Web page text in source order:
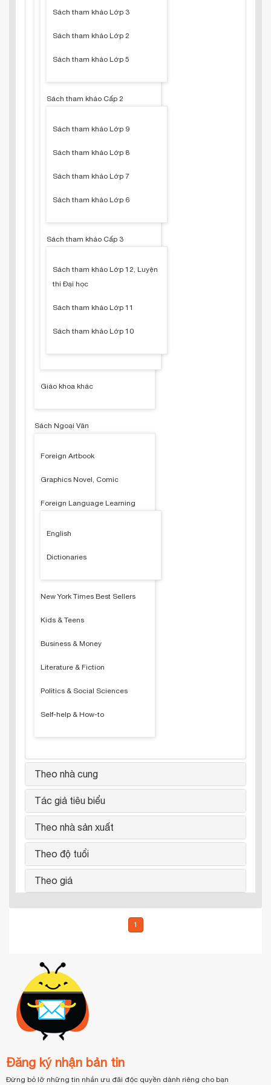
Sách tham khảo Lớp 3
Sách tham khảo Lớp 2
Sách tham khảo Lớp 5
Sách tham khảo Cấp 2
Sách tham khảo Lớp 9
Sách tham khảo Lớp 8
Sách tham khảo Lớp 7
Sách tham khảo Lớp 6
Sách tham khảo Cấp 3
Sách tham khảo Lớp 12, Luyện
thi Đại học
Sách tham khảo Lớp 11
Sách tham khảo Lớp 10
Giáo khoa khác
Sách Ngoại Văn
Foreign Artbook
Graphics Novel, Comic
Foreign Language Learning
English
Dictionaries
New York Times Best Sellers
Kids & Teens
Business & Money
Literature & Fiction
Politics & Social Sciences
Self-help & How-to
Theo nhà cung
Tác giả tiêu biểu
Theo nhà sản xuất
Theo độ tuổi
Theo giá
1
Đăng ký nhận bản tin
Đừng bỏ lỡ những tin nhắn ưu đãi độc quyền dành riêng cho bạn